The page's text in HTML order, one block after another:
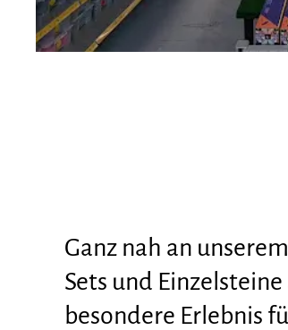
Ganz nah an
Sets und
besondere Erlebnis